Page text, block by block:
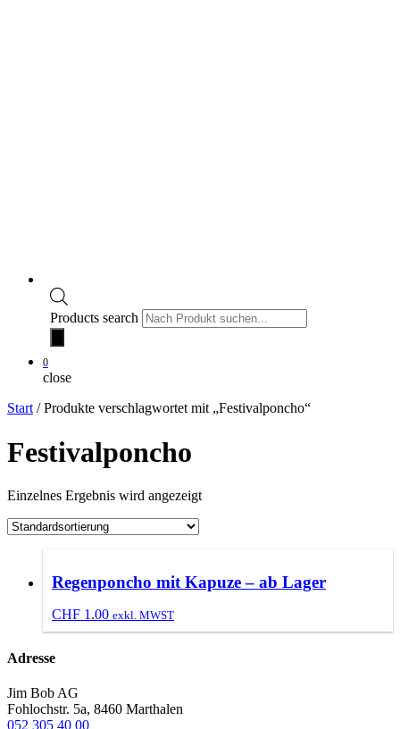
Products search
0
close
Start / Produkte verschlagwortet mit „Festivalponcho“
Festivalponcho
Einzelnes Ergebnis wird angezeigt
Regenponcho mit Kapuze – ab Lager
CHF 1.00 exkl. MWST
Adresse
Jim Bob AG
Fohlochstr. 5a, 8460 Marthalen
052 305 40 00